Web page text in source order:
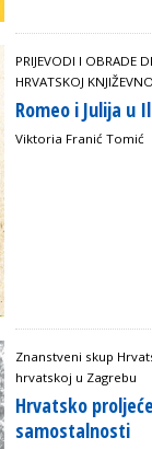
PRIJEVODI I OBRADE
HRVATSKOJ
Romeo i Julija u
Viktoria Franić Tomić
Znanstveni skup
hrvatskoj u Zagrebu
Hrvatsko
samostalnosti